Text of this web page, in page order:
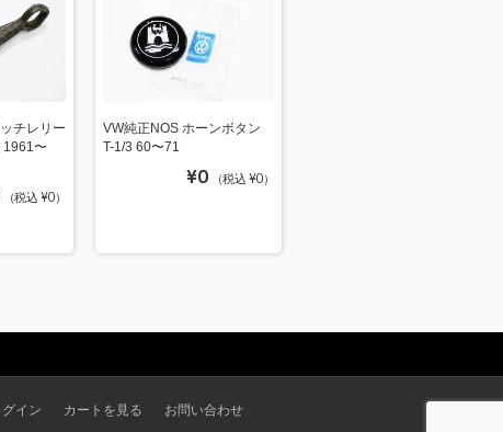
チレリー
1961〜
（税込 ¥0）
VW純正NOS ホーンボタン
T-1/3 60〜71
¥0 （税込 ¥0）
グイン カートを見る お問い合わせ